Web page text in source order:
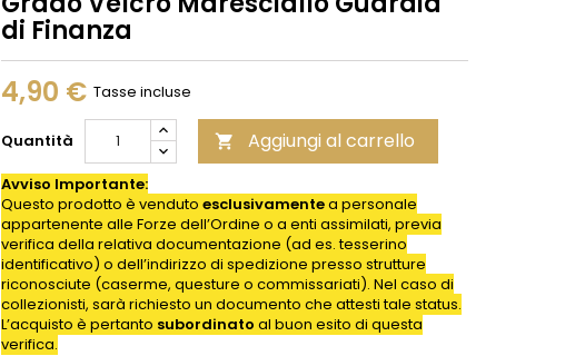
di Finanza
4,90 € Tasse incluse
Quantità  Aggiungi al carrello
Avviso Importante:
Questo prodotto è venduto esclusivamentea personale
appartenente alle Forze dell’Ordine o a enti assimilati, previa
verifica della relativa documentazione (ad es. tesserino
identificativo) o dell’indirizzo di spedizione presso strutture
riconosciute (caserme, questure o commissariati). Nel caso di
collezionisti, sarà richiesto un documento che attesti tale status.
L’acquisto è pertanto subordinato al buon esito di questa
verifica.